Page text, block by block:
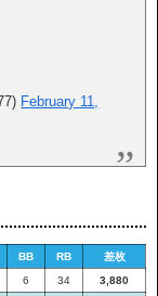
February 11,
BB RB
差枚
6 34
3,880